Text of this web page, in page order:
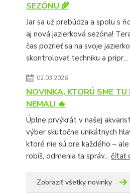
SEZÓNU 🌾
Jar sa už prebúdza a spolu s
aj nová jazierková sezóna!
čas pozrieť sa na svoje
skontrolovať techniku a pripr...
02.03.2026
NOVINKA, KTORÚ SME TU
NEMALI 🔥
Úplne prvýkrát v našej
výber skutočne unikátnych
ktoré nie sú pre každého – ale
robíš, odmenia ťa správ... čítať
Zobraziť všetky novinky